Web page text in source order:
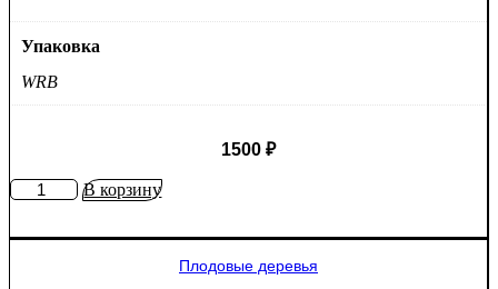
Упаковка
WRB
1500 ₽
КоличествоВ корзину
Плодовые деревья